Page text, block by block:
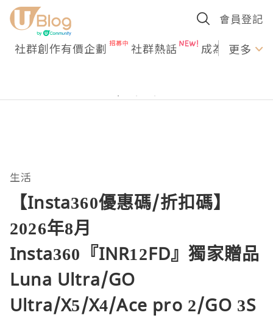
會員登記
社群創作有價企劃 社群熱話 成為U更多
生活
【Insta360優惠碼/折扣碼】
2026年8月
Insta360『INR12FD』獨家贈品
Luna Ultra/GO
Ultra/X5/X4/Ace pro 2/GO 3S